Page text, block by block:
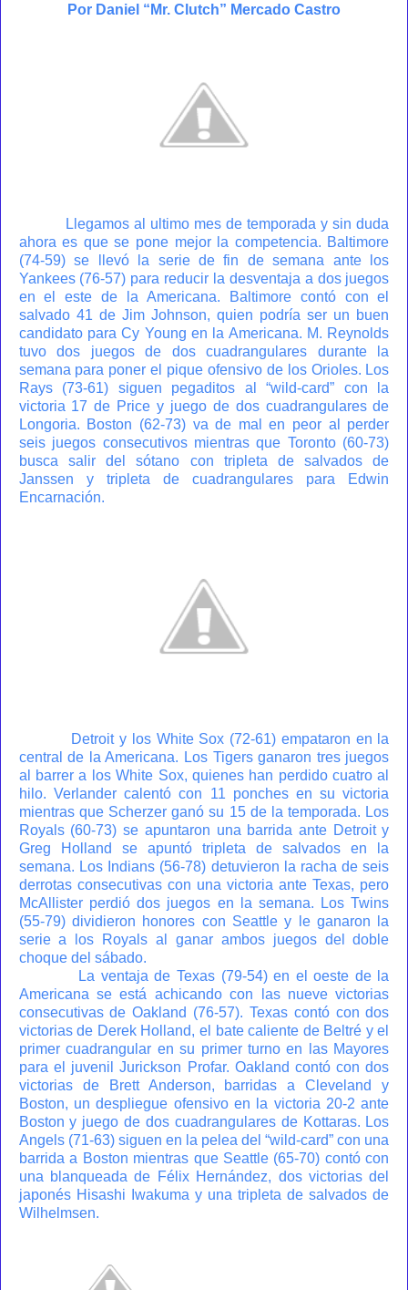
Por Daniel “Mr. Clutch” Mercado Castro
Llegamos al ultimo mes de temporada y sin duda
ahora es que se pone mejor la competencia. Baltimore
(74-59) se llevó la serie de fin de semana ante los
Yankees (76-57) para reducir la desventaja a dos juegos
en el este de la Americana. Baltimore contó con el
salvado 41 de Jim Johnson, quien podría ser un buen
candidato para Cy Young en la Americana. M. Reynolds
tuvo dos juegos de dos cuadrangulares durante la
semana para poner el pique ofensivo de los Orioles. Los
Rays (73-61) siguen pegaditos al “wild-card” con la
victoria 17 de Price y juego de dos cuadrangulares de
Longoria. Boston (62-73) va de mal en peor al perder
seis juegos consecutivos mientras que Toronto (60-73)
busca salir del sótano con tripleta de salvados de
Janssen y tripleta de cuadrangulares para Edwin
Encarnación.
Detroit y los White Sox (72-61) empataron en la
central de la Americana. Los Tigers ganaron tres juegos
al barrer a los White Sox, quienes han perdido cuatro al
hilo. Verlander calentó con 11 ponches en su victoria
mientras que Scherzer ganó su 15 de la temporada. Los
Royals (60-73) se apuntaron una barrida ante Detroit y
Greg Holland se apuntó tripleta de salvados en la
semana. Los Indians (56-78) detuvieron la racha de seis
derrotas consecutivas con una victoria ante Texas, pero
McAllister perdió dos juegos en la semana. Los Twins
(55-79) dividieron honores con Seattle y le ganaron la
serie a los Royals al ganar ambos juegos del doble
choque del sábado.
La ventaja de Texas (79-54) en el oeste de la
Americana se está achicando con las nueve victorias
consecutivas de Oakland (76-57). Texas contó con dos
victorias de Derek Holland, el bate caliente de Beltré y el
primer cuadrangular en su primer turno en las Mayores
para el juvenil Jurickson Profar. Oakland contó con dos
victorias de Brett Anderson, barridas a Cleveland y
Boston, un despliegue ofensivo en la victoria 20-2 ante
Boston y juego de dos cuadrangulares de Kottaras. Los
Angels (71-63) siguen en la pelea del “wild-card” con una
barrida a Boston mientras que Seattle (65-70) contó con
una blanqueada de Félix Hernández, dos victorias del
japonés Hisashi Iwakuma y una tripleta de salvados de
Wilhelmsen.